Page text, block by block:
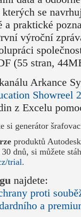
se
a praktické
výroční
(55 stran,
Arkance
Showreel
z Excelu
si generátor
produktů
dnů, si můžete
trial.
najdete:
proti
a